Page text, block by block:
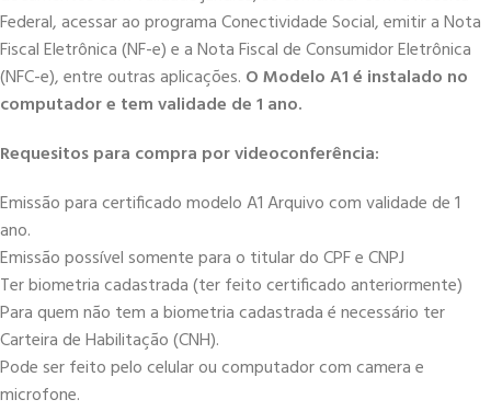
Federal, acessar ao programa Conectividade Social, emitir a Nota
Fiscal Eletrônica (NF-e) e a Nota Fiscal de Consumidor Eletrônica
(NFC-e), entre outras aplicações. O Modelo A1 é instalado no
computador e tem validade de 1 ano.
Requesitos para compra por videoconferência:
Emissão para certificado modelo A1 Arquivo com validade de 1
ano.
Emissão possível somente para o titular do CPF e CNPJ
Ter biometria cadastrada (ter feito certificado anteriormente)
Para quem não tem a biometria cadastrada é necessário ter
Carteira de Habilitação (CNH).
Pode ser feito pelo celular ou computador com camera e
microfone.